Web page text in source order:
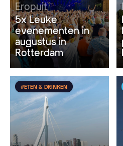
Eropuit
5x Leuke
evenementen in
augustus in
Rotterdam
#ETEN & DRINKEN